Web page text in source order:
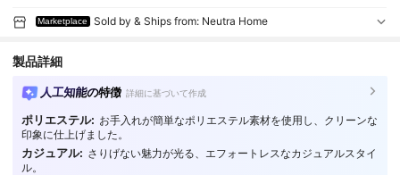
Marketplace Sold by & Ships from: Neutra Home
製品詳細
人工知能の特徴 詳細に基づいて作成
ポリエステル: お手入れが簡単なポリエステル素材を使用し、クリーンな
印象に仕上げました。
カジュアル: さりげない魅力が光る、エフォートレスなカジュアルスタイ
ル。
4.63 11 フォロワー